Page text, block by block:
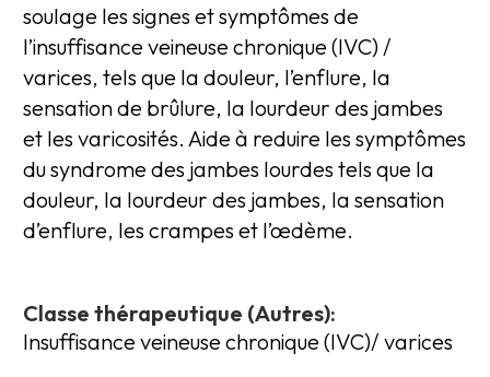
soulage les signes et symptômes de
l’insuffisance veineuse chronique (IVC) /
varices, tels que la douleur, l’enflure, la
sensation de brûlure, la lourdeur des jambes
et les varicosités. Aide à reduire les symptômes
du syndrome des jambes lourdes tels que la
douleur, la lourdeur des jambes, la sensation
d’enflure, les crampes et l’œdème.
Classe thérapeutique (Autres):
Insuffisance veineuse chronique (IVC)/ varices